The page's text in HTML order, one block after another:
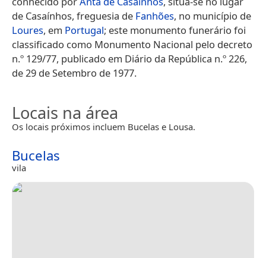
de Casaínhos, freguesia de Fanhões, no município de
Loures, em Portugal; este monumento funerário foi
classificado como Monumento Nacional pelo decreto
n.º 129/77, publicado em Diário da República n.º 226,
de 29 de Setembro de 1977.
Locais na área
Os locais próximos incluem Bucelas e Lousa.
Bucelas
vila